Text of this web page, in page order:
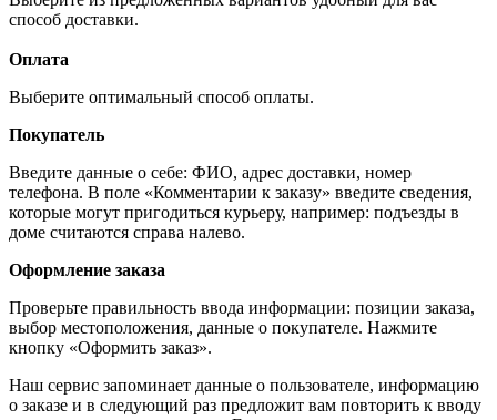
способ доставки.
Оплата
Выберите оптимальный способ оплаты.
Покупатель
Введите данные о себе: ФИО, адрес доставки, номер
телефона. В поле «Комментарии к заказу» введите сведения,
которые могут пригодиться курьеру, например: подъезды в
доме считаются справа налево.
Оформление заказа
Проверьте правильность ввода информации: позиции заказа,
выбор местоположения, данные о покупателе. Нажмите
кнопку «Оформить заказ».
Наш сервис запоминает данные о пользователе, информацию
о заказе и в следующий раз предложит вам повторить к вводу